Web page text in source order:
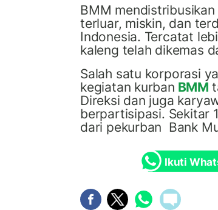
BMM
terluar, miskin, dan
Indonesia. Tercatat
kaleng telah dikemas
Salah satu korporasi
kegiatan kurban BMM
Direksi dan juga
berpartisipasi. Sekitar
dari pekurban Bank
Ikuti